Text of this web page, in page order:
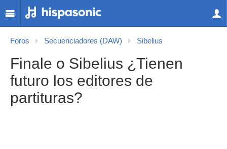
Foros Secuenciadores (DAW) Sibelius
Finale o Sibelius ¿Tienen
futuro los editores de
partituras?